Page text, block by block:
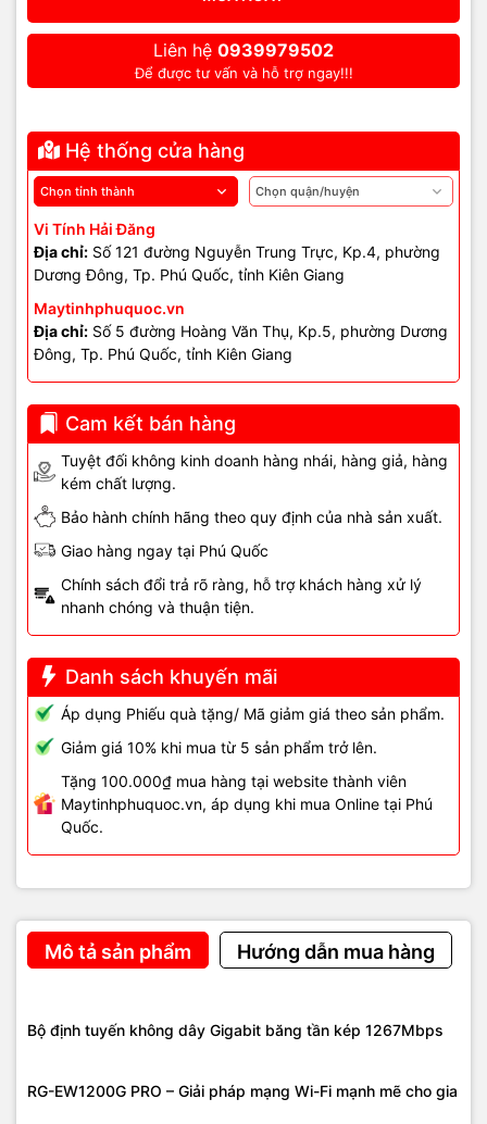
Liên hệ 0939979502
Để được tư vấn và hỗ trợ ngay!!!
Hệ thống cửa hàng
Vi Tính Hải Đăng
Địa chỉ: Số 121 đường Nguyễn Trung Trực, Kp.4, phường
Dương Đông, Tp. Phú Quốc, tỉnh Kiên Giang
Maytinhphuquoc.vn
Địa chỉ: Số 5 đường Hoàng Văn Thụ, Kp.5, phường Dương
Đông, Tp. Phú Quốc, tỉnh Kiên Giang
Cam kết bán hàng
Tuyệt đối không kinh doanh hàng nhái, hàng giả, hàng
kém chất lượng.
Bảo hành chính hãng theo quy định của nhà sản xuất.
Giao hàng ngay tại Phú Quốc
Chính sách đổi trả rõ ràng, hỗ trợ khách hàng xử lý
nhanh chóng và thuận tiện.
Danh sách khuyến mãi
Áp dụng Phiếu quà tặng/ Mã giảm giá theo sản phẩm.
Giảm giá 10% khi mua từ 5 sản phẩm trở lên.
Tặng 100.000₫ mua hàng tại website thành viên
Maytinhphuquoc.vn, áp dụng khi mua Online tại Phú
Quốc.
Mô tả sản phẩm Hướng dẫn mua hàng
Bộ định tuyến không dây Gigabit băng tần kép 1267Mbps
RG-EW1200G PRO – Giải pháp mạng Wi-Fi mạnh mẽ cho gia
Các cổng LAN và WAN đều hỗ trợ chuẩn Gigabit giúp tối ưu hóa
kết nối dây, đảm bảo truyền tải dữ liệu nhanh chóng và ổn định,
giảm thiểu độ trễ khi kết nối các thiết bị có dây như máy tính, TV,
Công nghệ MU-MIMO và Beamforming
RG-EW1200G PRO sử dụng công nghệ MU-MIMO giúp phục vụ
nhiều thiết bị đồng thời mà không làm giảm tốc độ kết nối. Công
nghệ Beamforming tập trung sóng Wi-Fi về hướng thiết bị kết nối,
tăng phạm vi phủ sóng và chất lượng tín hiệu.
Giao diện quản lý dễ sử dụng
Thiết bị đi kèm giao diện quản lý trực quan, cho phép bạn cấu hình
mạng, kiểm soát truy cập, đặt mật khẩu, quản lý băng thông và
theo dõi thiết bị kết nối một cách dễ dàng qua trình duyệt hoặc
ứng dụng trên điện thoại.
Bảo mật Wi-Fi tiên tiến
Hỗ trợ mã hóa WPA/WPA2 giúp bảo vệ mạng khỏi truy cập trái
phép, bảo vệ dữ liệu cá nhân và thông tin kinh doanh của bạn.